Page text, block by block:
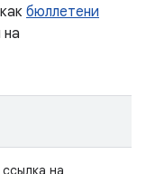
бюллетени
на